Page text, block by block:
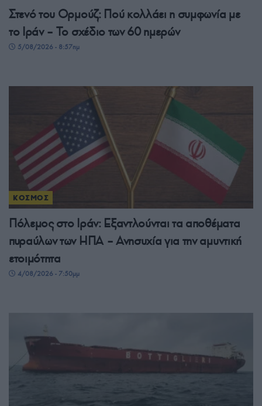
Στενό του Ορμούζ: Πού κολλάει η συμφωνία με
το Ιράν – Το σχέδιο των 60 ημερών
5/08/2026 - 8:57πμ
ΚΟΣΜΟΣ
Πόλεμος στο Ιράν: Εξαντλούνται τα αποθέματα
πυραύλων των ΗΠΑ – Ανησυχία για την αμυντική
ετοιμότητα
4/08/2026 - 7:50μμ